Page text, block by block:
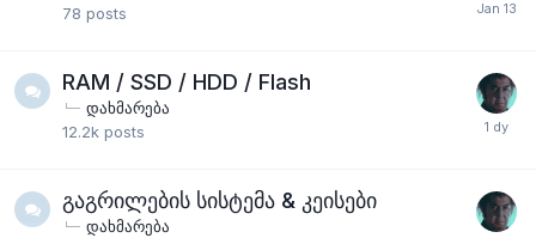
78 posts
RAM / SSD / HDD / Flash
დახმარება
12.2k posts
გაგრილების სისტემა & კეისები
დახმარება